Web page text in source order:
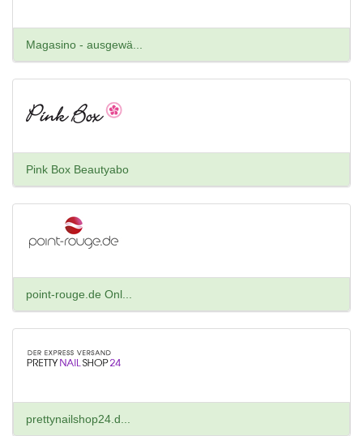
Magasino - ausgewä...
Pink Box Beautyabo
point-rouge.de Onl...
prettynailshop24.d...